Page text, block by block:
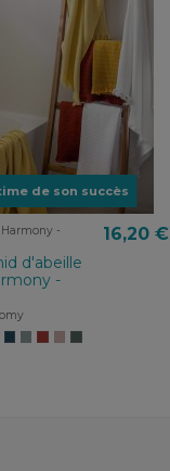
de son succès
-
d'abeille
-
16,20 €